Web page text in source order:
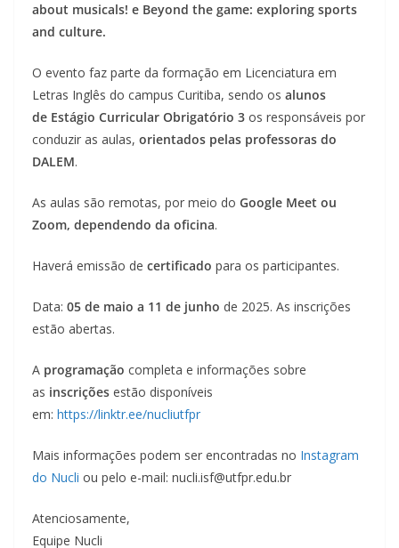
about musicals! e Beyond the game: exploring sports
and culture.
O evento faz parte da formação em Licenciatura em
Letras Inglês do campus Curitiba, sendo os alunos
de Estágio Curricular Obrigatório 3 os responsáveis por
conduzir as aulas, orientados pelas professoras do
DALEM.
As aulas são remotas, por meio do Google Meet ou
Zoom, dependendo da oficina.
Haverá emissão de certificado para os participantes.
Data: 05 de maio a 11 de junho de 2025. As inscrições
estão abertas.
A programação completa e informações sobre
as inscrições estão disponíveis
em: https://linktr.ee/nucliutfpr
Mais informações podem ser encontradas no Instagram
do Nucli ou pelo e-mail: nucli.isf@utfpr.edu.br
Atenciosamente,
Equipe Nucli